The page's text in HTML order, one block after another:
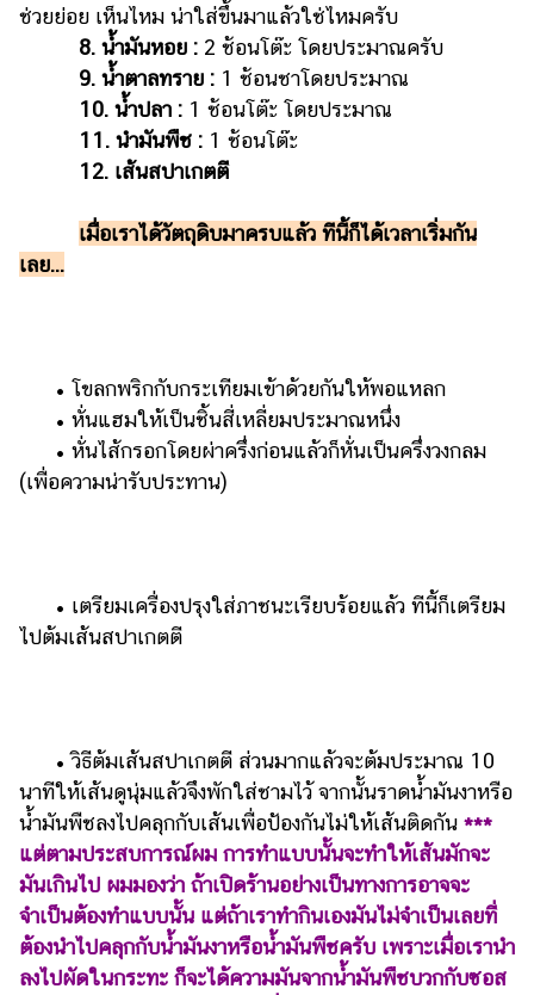
บริการ
แอปฯ
กระปุก
คอร์ส
ออนไลน์
เรียน
เลข
ออนไลน์
แจ้ง
ปัญหา
ร่วม
งาน
ช่วยย่อย เห็นไหม น่าใส่ขึ้นมาแล้วใช่ไหมครับ
8. น้ำมันหอย : 2 ช้อนโต๊ะ โดยประมาณครับ
9. น้ำตาลทราย : 1 ช้อนชาโดยประมาณ
10. น้ำปลา : 1 ช้อนโต๊ะ โดยประมาณ
11. นำมันพืช : 1 ช้อนโต๊ะ
12. เส้นสปาเกตตี
เมื่อเราได้วัตถุดิบมาครบแล้ว ทีนี้ก็ได้เวลาเริ่มกัน
เลย...
​​ •​ ​โขลกพริกกับกระเทียมเข้าด้วยกันให้พอแหลก
​​ •​ ​หั่นแฮมให้เป็นชิ้นสี่เหลี่ยมประมาณหนึ่ง
​​ •​ ​หั่นไส้กรอกโดยผ่าครึ่งก่อนแล้วก็หั่นเป็นครึ่งวงกลม
(เพื่อความน่ารับประทาน)
​​ •​ ​เตรียมเครื่องปรุงใส่ภาชนะเรียบร้อยแล้ว ทีนี้ก็เตรียม
ไปต้มเส้นสปาเกตตี
​​ •​ ​วิธีต้มเส้นสปาเกตตี ส่วนมากแล้วจะต้มประมาณ 10
นาทีให้เส้นดูนุ่มแล้วจึงพักใส่ชามไว้ จากนั้นราดน้ำมันงาหรือ
น้ำมันพืชลงไปคลุกกับเส้นเพื่อป้องกันไม่ให้เส้นติดกัน ***
แต่ตามประสบการณ์ผม การทำแบบนั้นจะทำให้เส้นมักจะ
มันเกินไป ผมมองว่า ถ้าเปิดร้านอย่างเป็นทางการอาจจะ
จำเป็นต้องทำแบบนั้น แต่ถ้าเราทำกินเองมันไม่จำเป็นเลยที่
ต้องนำไปคลุกกับน้ำมันงาหรือน้ำมันพืชครับ เพราะเมื่อเรานำ
ลงไปผัดในกระทะ ก็จะได้ความมันจากน้ำมันพืชบวกกับซอส